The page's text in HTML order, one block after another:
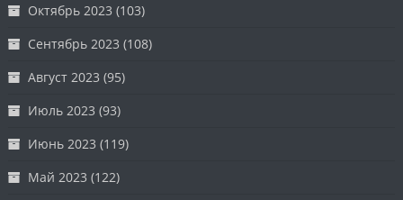
Октябрь 2023 (103)
Сентябрь 2023 (108)
Август 2023 (95)
Июль 2023 (93)
Июнь 2023 (119)
Май 2023 (122)